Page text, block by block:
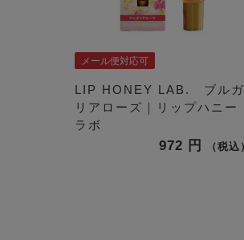
メール便対応可
LIP HONEY LAB. ブルガ
リアローズ｜リップハニー
ラボ
972 税込